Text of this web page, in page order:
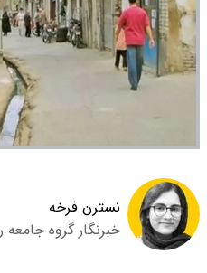
نسترن فرخه
خبرنگار گروه جامعه